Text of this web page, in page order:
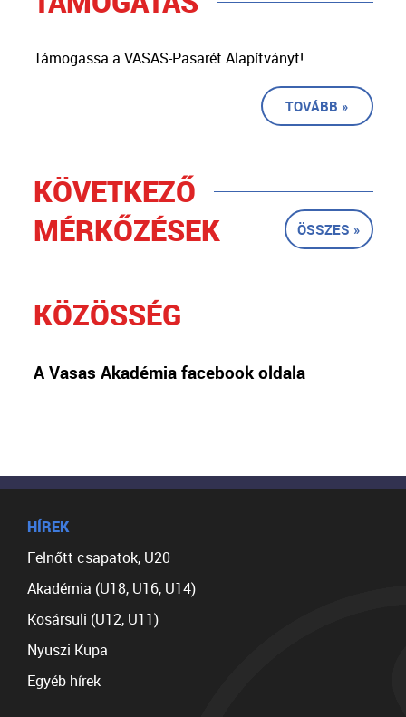
Támogassa a VASAS-Pasarét Alapítványt!
TOVÁBB »
KÖVETKEZŐ
MÉRKŐZÉSEK
ÖSSZES »
KÖZÖSSÉG
A Vasas Akadémia facebook oldala
HÍREK
Felnőtt csapatok, U20
Akadémia (U18, U16, U14)
Kosársuli (U12, U11)
Nyuszi Kupa
Egyéb hírek